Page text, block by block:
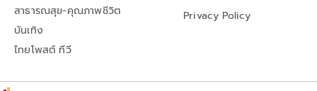
สาธารณสุข-คุณภาพชีวิต
บันเทิง
ไทยโพสต์ ทีวี
Privacy Policy